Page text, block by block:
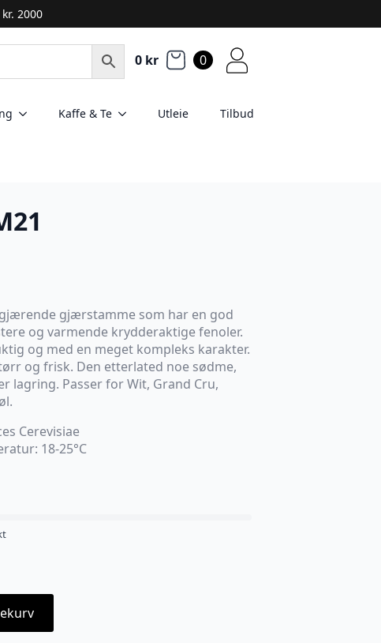
2000
0 kr 0
Kaffe & Te Utleie Tilbud
gjærstamme som har en god
og varmende krydderaktige fenoler.
og med en meget kompleks karakter.
og frisk. Den etterlated noe sødme,
lagring. Passer for Wit, Grand Cru,
Cerevisiae
18-25°C